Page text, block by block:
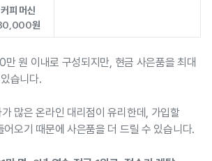
커피 머신
원
만 원 이내로 구성되지만, 현금 사은품을 최대
습니다.
많은 온라인 대리점이 유리한데, 가입할
어오기 때문에 사은품을 더 드릴 수 있습니다.